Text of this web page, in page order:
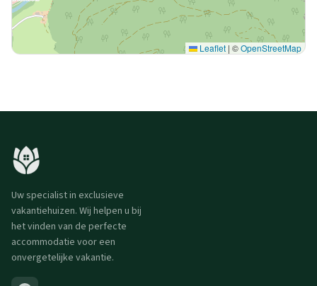
Leaflet | ©OpenStreetMap
Uw specialist in exclusieve
vakantiehuizen. Wij helpen u bij
het vinden van de perfecte
accommodatie voor een
onvergetelijke vakantie.